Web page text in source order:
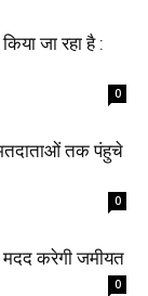
जा रहा है :
0
तक पंहुचे
0
करेगी जमीयत
0